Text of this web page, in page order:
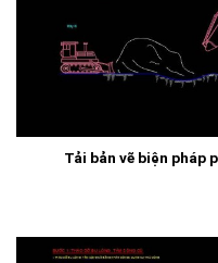
Tải bản vẽ biện pháp